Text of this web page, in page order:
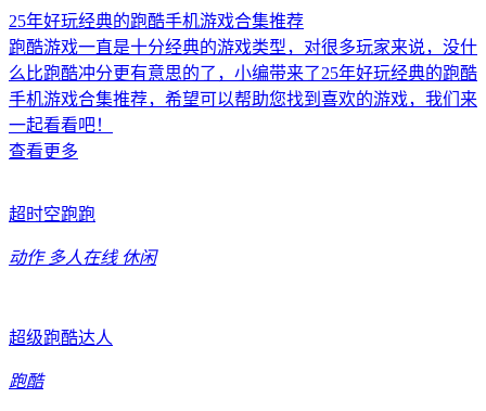
25年好玩经典的跑酷手机游戏合集推荐
跑酷游戏一直是十分经典的游戏类型，对很多玩家来说，没什
么比跑酷冲分更有意思的了，小编带来了25年好玩经典的跑酷
手机游戏合集推荐，希望可以帮助您找到喜欢的游戏，我们来
一起看看吧！
查看更多
超时空跑跑
动作 多人在线 休闲
超级跑酷达人
跑酷